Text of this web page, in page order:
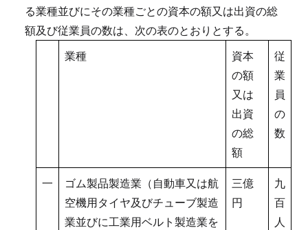
る業種並びにその業種ごとの資本の額又は出資の総
額及び従業員の数は、次の表のとおりとする。
業種
資本
の額
又は
出資
の総
額
従
業
員
の
数
一
ゴム製品製造業（自動車又は航
空機用タイヤ及びチューブ製造
業並びに工業用ベルト製造業を
三億
円
九
百
人